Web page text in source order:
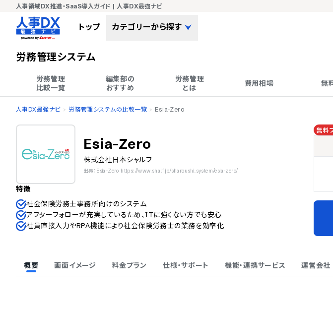
人事領域DX推進・SaaS導入ガイド | 人事DX最強ナビ
トップ カテゴリーから探す
労務管理システム
労務管理
比較一覧
編集部の
おすすめ
労務管理
とは
費用相場 無
人事DX最強ナビ 労務管理システムの比較一覧 Esia-Zero
Esia-Zero
株式会社日本シャルフ
出典：Esia-Zero https://www.shalf.jp/sharoushi_system/esia-zero/
特徴
社会保険労務士事務所向けのシステム
アフターフォローが充実しているため、ITに強くない方でも安心
社員直接入力やRPA機能により社会保険労務士の業務を効率化
無料
概要 画面イメージ 料金プラン 仕様・サポート 機能・連携サービス 運営会社